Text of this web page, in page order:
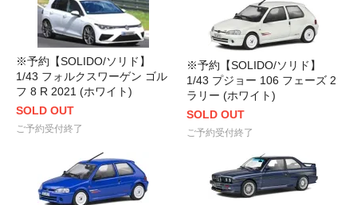
※予約【SOLIDO/ソリド】
1/43 フォルクスワーゲン ゴル
フ 8 R 2021 (ホワイト)
SOLD OUT
ご予約受付終了
※予約【SOLIDO/ソリド】
1/43 プジョー 106 フェーズ 2
ラリー (ホワイト)
SOLD OUT
ご予約受付終了